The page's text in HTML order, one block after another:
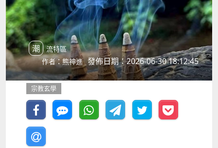
潮流特區
作者：熊神進 發佈日期：2026-06-30 18:12:45
宗教玄學